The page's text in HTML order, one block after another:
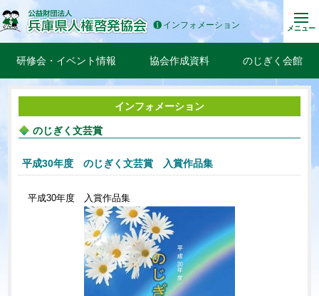
インフォメーション メニュー
研修会・イベント情報 協会作成資料 のじぎく会館
インフォメーション
のじぎく文芸賞
平成30年度 のじぎく文芸賞 入賞作品集
平成30年度 入賞作品集